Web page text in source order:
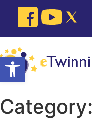
Open toolbar
content
Category: